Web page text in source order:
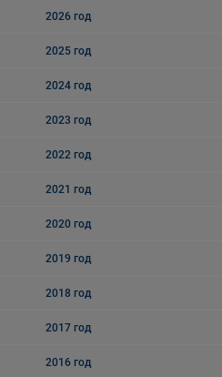
2026 год
2025 год
2024 год
2023 год
2022 год
2021 год
2020 год
2019 год
2018 год
2017 год
2016 год